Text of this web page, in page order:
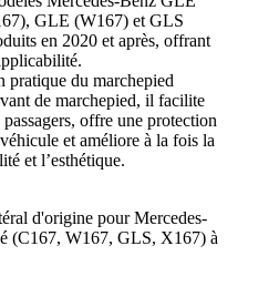
GLE (W167) et GLS
en 2020 et après, offrant
pratique du marchepied
de marchepied, il facilite
passagers, offre une protection
et améliore à la fois la
et l’esthétique.